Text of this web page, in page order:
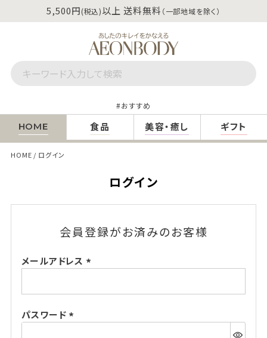
5,500円(税込)以上 送料無料 （一部地域を除く）
おすすめ
HOME 食品 美容・癒し ギフト
HOME ログイン
ログイン
会員登録がお済みのお客様
メールアドレス
須)
パスワード